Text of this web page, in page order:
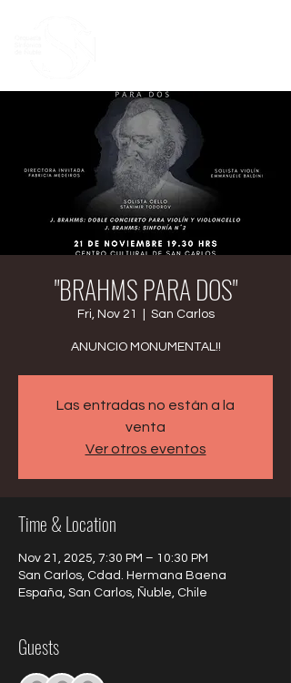
"BRAHMS PARA DOS"
Fri, Nov 21 San Carlos
ANUNCIO MONUMENTAL!!
Las entradas no están a la
venta
Ver otros eventos
Time & Location
Nov 21, 2025, 7:30 PM – 10:30 PM
San Carlos, Cdad. Hermana Baena
España, San Carlos, Ñuble, Chile
Guests